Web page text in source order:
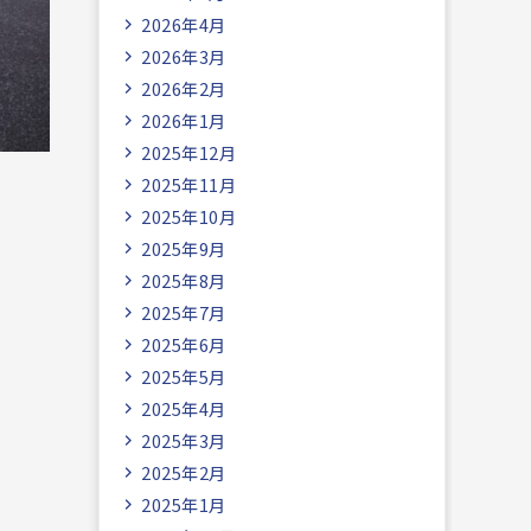
2026年4月
2026年3月
2026年2月
2026年1月
2025年12月
2025年11月
2025年10月
2025年9月
2025年8月
2025年7月
2025年6月
2025年5月
2025年4月
2025年3月
2025年2月
2025年1月